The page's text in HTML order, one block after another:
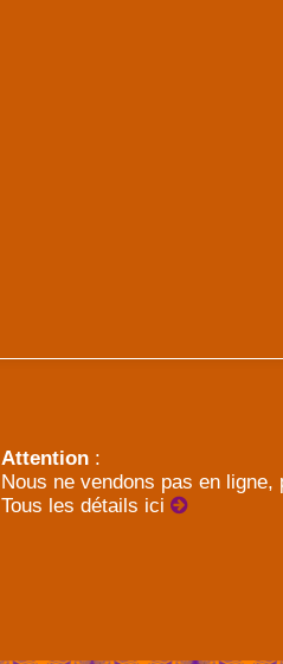
Attention :
Nous ne vendons pas en
Tous les détails ici